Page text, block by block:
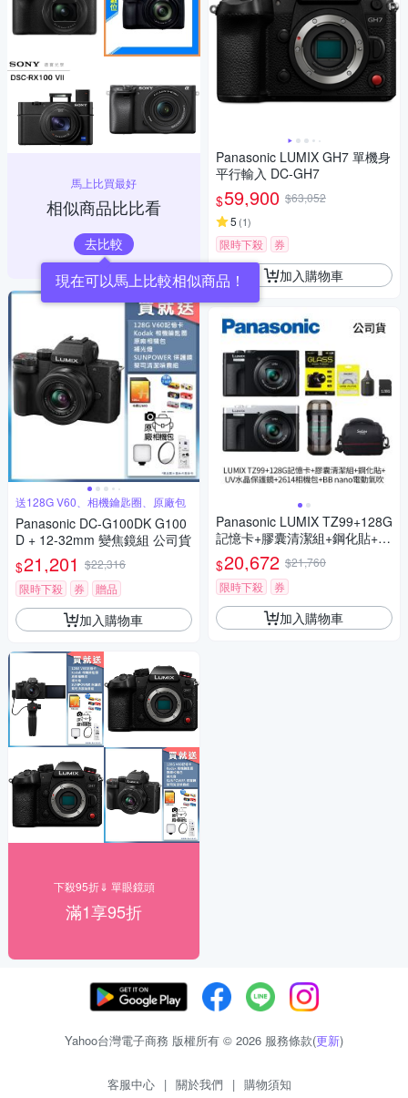
馬上比買最好
相似商品比比看
去比較
現在可以馬上比較相似商品！
送128G V60、相機鑰匙圈、原廠包
Panasonic DC-G100DK G100
D + 12-32mm 變焦鏡組 公司貨
$21,201 $22,316
限時下殺
券 贈品
加入購物車
下殺95折⇓ 單眼鏡頭
滿1享95折
Panasonic LUMIX GH7 單機身
平行輸入 DC-GH7
$59,900 $63,052
5 (1)
限時下殺 券
加入購物車
Panasonic LUMIX TZ99+128G
記憶卡+膠囊清潔組+鋼化貼+水
晶保護鏡+2614相機包+NITEC
ORE BB nano 迷你電動氣吹
(公司貨)
$20,672 $21,760
限時下殺
券
加入購物車
Yahoo台灣電子商務 版權所有 © 2026 服務條款(更新)
客服中心 | 關於我們 | 購物須知